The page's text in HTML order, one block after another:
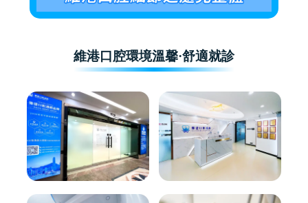
維港口腔環境溫馨·舒適就診